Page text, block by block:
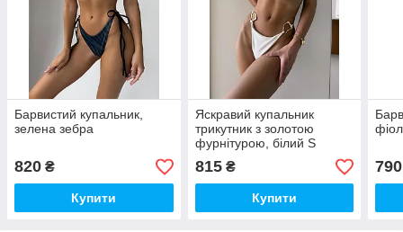
Барвистий купальник,
зелена зебра
820 ₴
Купити
Яскравий купальник
трикутник з золотою
фурнітурою, білий S
815₴
Купити
790